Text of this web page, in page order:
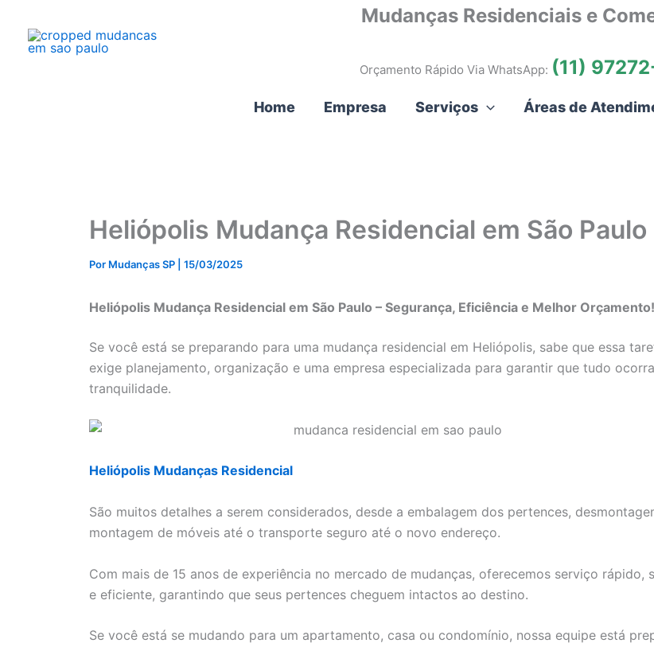
Mudanças Residenciais e
Orçamento Rápido Via WhatsApp: (11)
Home Empresa Serviços Áreas de
Heliópolis Mudança Residencial em São Paulo
Por Mudanças SP 15/03/2025
Heliópolis Mudança Residencial em São Paulo – Segurança, Eficiência e Melhor Orçamento!
Se você está se preparando para uma mudança residencial em Heliópolis, sabe que essa
exige planejamento, organização e uma empresa especializada para garantir que tudo
tranquilidade.
Heliópolis Mudanças Residencial
São muitos detalhes a serem considerados, desde a embalagem dos pertences,
montagem de móveis até o transporte seguro até o novo endereço.
Com mais de 15 anos de experiência no mercado de mudanças, oferecemos serviço rápido,
e eficiente, garantindo que seus pertences cheguem intactos ao destino.
Se você está se mudando para um apartamento, casa ou condomínio, nossa equipe está